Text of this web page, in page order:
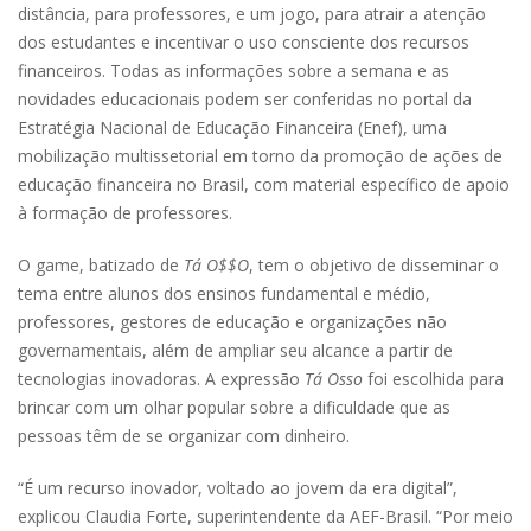
distância, para professores, e um jogo, para atrair a atenção
dos estudantes e incentivar o uso consciente dos recursos
financeiros. Todas as informações sobre a semana e as
novidades educacionais podem ser conferidas no portal da
Estratégia Nacional de Educação Financeira (Enef), uma
mobilização multissetorial em torno da promoção de ações de
educação financeira no Brasil, com material específico de apoio
à formação de professores.
O game, batizado de Tá O$$O, tem o objetivo de disseminar o
tema entre alunos dos ensinos fundamental e médio,
professores, gestores de educação e organizações não
governamentais, além de ampliar seu alcance a partir de
tecnologias inovadoras. A expressão Tá Osso foi escolhida para
brincar com um olhar popular sobre a dificuldade que as
pessoas têm de se organizar com dinheiro.
“É um recurso inovador, voltado ao jovem da era digital”,
explicou Claudia Forte, superintendente da AEF-Brasil. “Por meio